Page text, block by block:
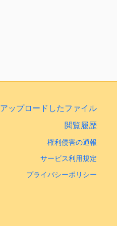
アップロードしたファイル
閲覧履歴
権利侵害の通報
サービス利用規定
プライバシーポリシー